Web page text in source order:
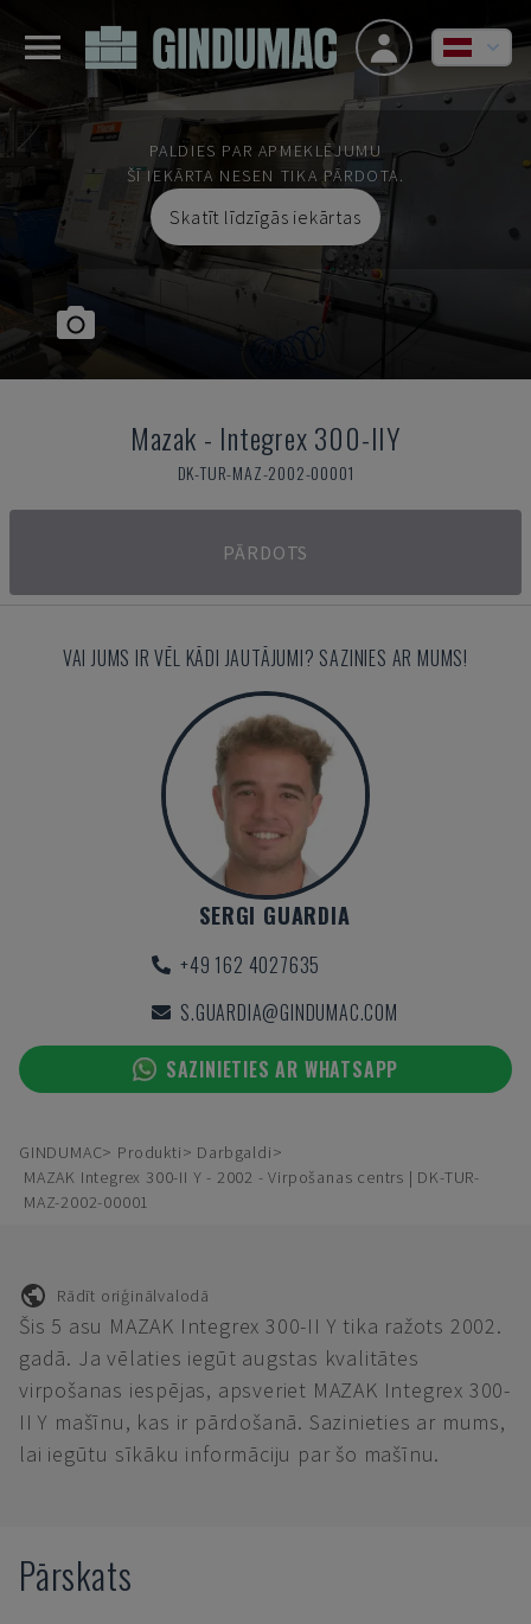
PALDIES PAR APMEKLĒJUMU
ŠĪ IEKĀRTA NESEN TIKA PĀRDOTA.
Skatīt līdzīgās iekārtas
Mazak - Integrex 300-IIY
DK-TUR-MAZ-2002-00001
PĀRDOTS
VAI JUMS IR VĒL KĀDI JAUTĀJUMI? SAZINIES AR MUMS!
SERGI GUARDIA
+49 162 4027635
S.GUARDIA@GINDUMAC.COM
SAZINIETIES AR WHATSAPP
GINDUMAC Produkti
Darbgaldi
MAZAK Integrex 300-II Y - 2002 - Virpošanas centrs | DK-TUR-
MAZ-2002-00001
Rādīt oriģinālvalodā
Šis 5 asu MAZAK Integrex 300-II Y tika ražots 2002.
gadā. Ja vēlaties iegūt augstas kvalitātes
virpošanas iespējas, apsveriet MAZAK Integrex 300-
II Y mašīnu, kas ir pārdošanā. Sazinieties ar mums,
lai iegūtu sīkāku informāciju par šo mašīnu.
Pārskats